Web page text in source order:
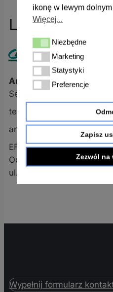
ikonę w lewym
Więcej...
NiezbędneNiezbędne
MarketingMarketing
StatystykiStatystyki
PreferencjePreferencje
Zapisz
Zezwól na
Leasing
Anna Różowicz
Senior Doradca
tel. +48 609 523 828
anna.rozowicz@efl.com.pl
EFL SA I EFL Finance SA
Oddział w Warszawie
ul. Żwirki i Wigury 18a,
Wypełnij formularz